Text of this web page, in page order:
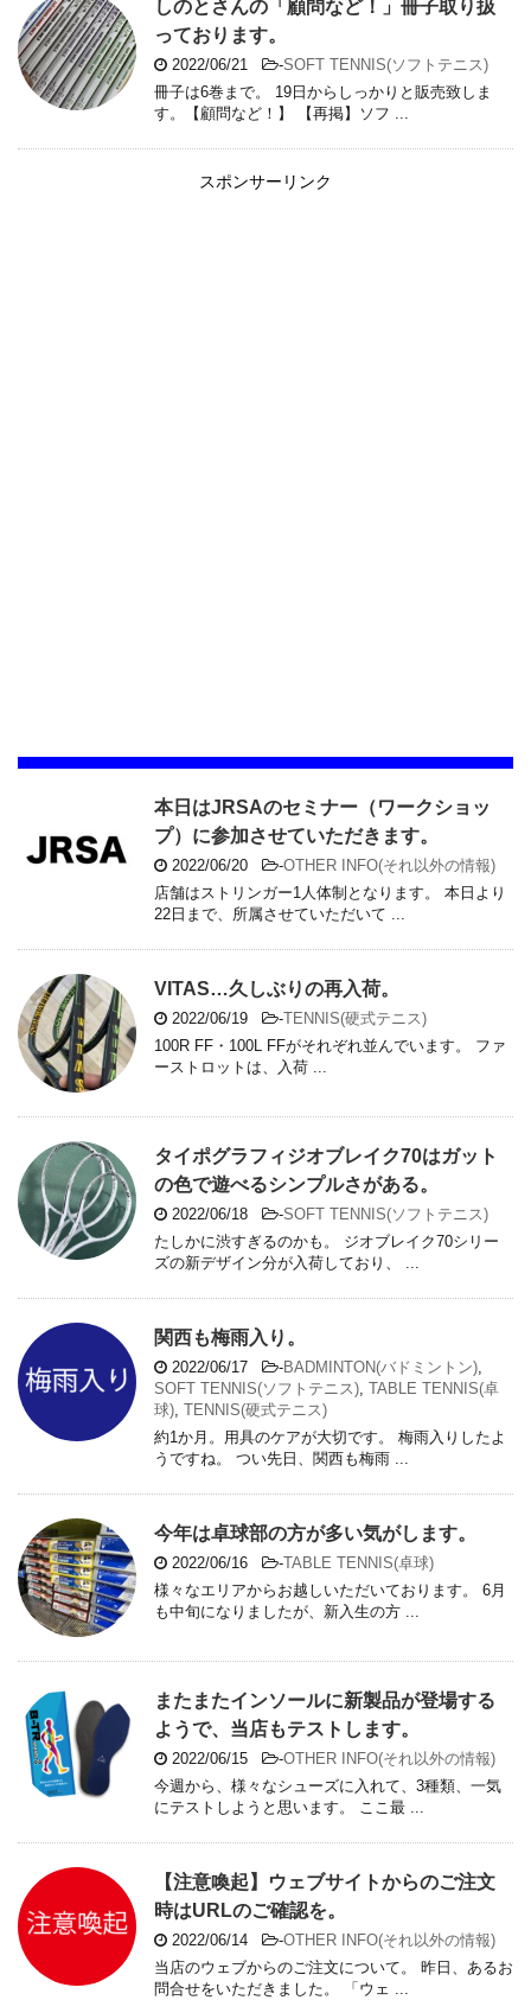
しのとさんの「顧問など！」冊子取り扱
っております。
2022/06/21 -SOFT TENNIS(ソフトテニス)
冊子は6巻まで。 19日からしっかりと販売致しま
す。【顧問など！】 【再掲】ソフ ...
スポンサーリンク
本日はJRSAのセミナー（ワークショッ
プ）に参加させていただきます。
2022/06/20 -OTHER INFO(それ以外の情報)
店舗はストリンガー1人体制となります。 本日より
22日まで、所属させていただいて ...
VITAS…久しぶりの再入荷。
2022/06/19 -TENNIS(硬式テニス)
100R FF・100L FFがそれぞれ並んでいます。 ファ
ーストロットは、入荷 ...
タイポグラフィジオブレイク70はガット
の色で遊べるシンプルさがある。
2022/06/18 -SOFT TENNIS(ソフトテニス)
たしかに渋すぎるのかも。 ジオブレイク70シリー
ズの新デザイン分が入荷しており、 ...
関西も梅雨入り。
2022/06/17 -BADMINTON(バドミントン),
SOFT TENNIS(ソフトテニス), TABLE TENNIS(卓
球), TENNIS(硬式テニス)
約1か月。用具のケアが大切です。 梅雨入りしたよ
うですね。 つい先日、関西も梅雨 ...
今年は卓球部の方が多い気がします。
2022/06/16 -TABLE TENNIS(卓球)
様々なエリアからお越しいただいております。 6月
も中旬になりましたが、新入生の方 ...
またまたインソールに新製品が登場する
ようで、当店もテストします。
2022/06/15 -OTHER INFO(それ以外の情報)
今週から、様々なシューズに入れて、3種類、一気
にテストしようと思います。 ここ最 ...
【注意喚起】ウェブサイトからのご注文
時はURLのご確認を。
2022/06/14 -OTHER INFO(それ以外の情報)
当店のウェブからのご注文について。 昨日、あるお
問合せをいただきました。 「ウェ ...